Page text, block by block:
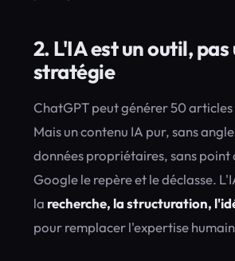
2. L'IA est un outil, pas
stratégie
ChatGPT peut générer 50 articles
Mais un contenu IA pur, sans
données propriétaires, sans point
Google le repère et le déclasse.
la recherche, la structuration,
pour remplacer l'expertise